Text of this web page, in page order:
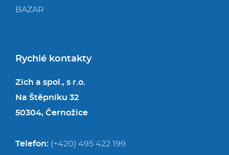
BAZAR
Rychlé kontakty
Zich a spol., s r.o.
Na Štěpníku 32
50304, Černožice
Telefon: (+420) 495 422 199